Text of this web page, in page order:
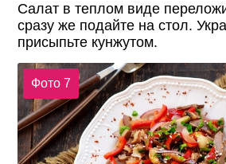
Салат в теплом виде
сразу же подайте на стол.
присыпьте кунжутом.
Фото 7